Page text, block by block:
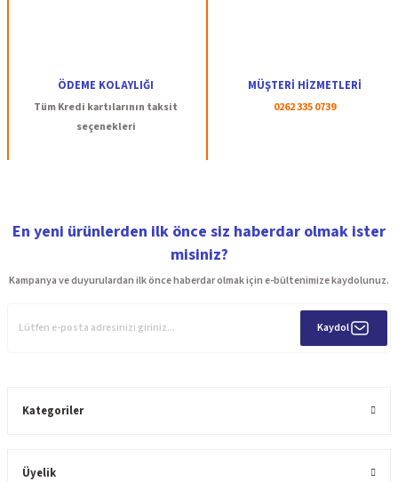
ÖDEME KOLAYLIĞI
Tüm Kredi kartılarının taksit
seçenekleri
MÜŞTERİ HİZMETLERİ
0262 335 0739
En yeni ürünlerden ilk önce siz haberdar olmak ister
misiniz?
Kampanya ve duyurulardan ilk önce haberdar olmak için e-bültenimize kaydolunuz.
Kaydol
Kategoriler
Üyelik